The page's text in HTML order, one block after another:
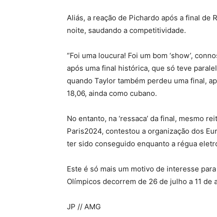
Aliás, a reação de Pichardo após a final
noite, saudando a competitividade.
“Foi uma loucura! Foi um bom ‘show’,
após uma final histórica, que só teve
quando Taylor também perdeu uma final,
18,06, ainda como cubano.
No entanto, na ‘ressaca’ da final, mesmo
Paris2024, contestou a organização dos
ter sido conseguido enquanto a régua
Este é só mais um motivo de interesse
Olímpicos decorrem de 26 de julho a 11 de
JP // AMG